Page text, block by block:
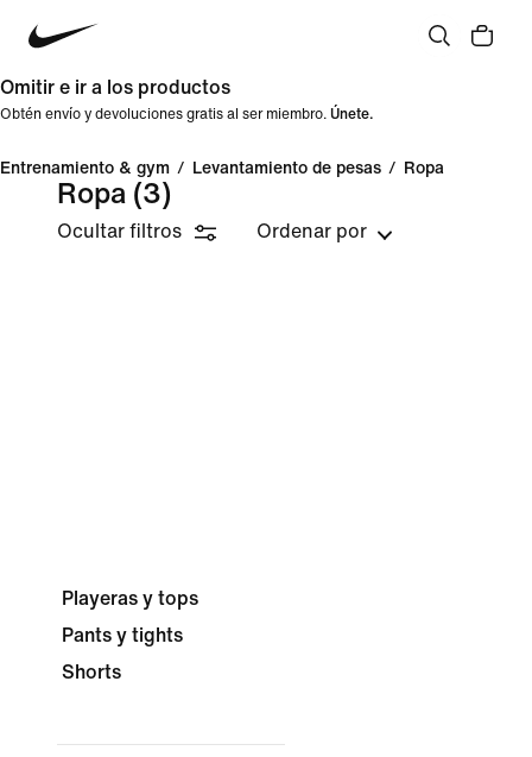
Omitir e ir a los productos
Obtén envío y devoluciones gratis al ser miembro. Únete.
Entrenamiento & gym / Levantamiento de pesas / Ropa
Ropa (3)
Ocultar filtros Ordenar por
Playeras y tops
Pants y tights
Shorts